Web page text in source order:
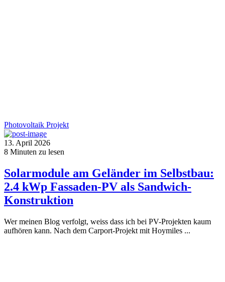
Photovoltaik Projekt
13. April 2026
8 Minuten zu lesen
Solarmodule am Geländer im Selbstbau:
2.4 kWp Fassaden-PV als Sandwich-
Konstruktion
Wer meinen Blog verfolgt, weiss dass ich bei PV-Projekten kaum
aufhören kann. Nach dem Carport-Projekt mit Hoymiles ...